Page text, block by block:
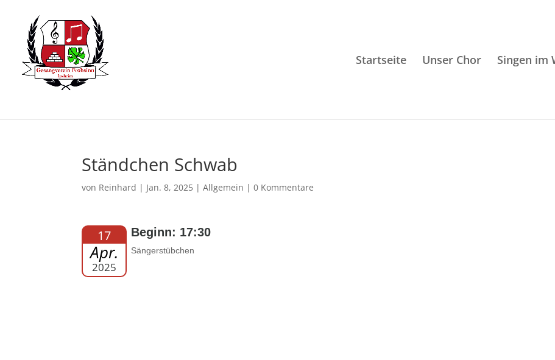
Startseite Unser Chor Singen im
Ständchen Schwab
von Reinhard | Jan. 8, 2025 | Allgemein |0 Kommentare
17
Apr.
2025
Beginn: 17:30
Sängerstübchen